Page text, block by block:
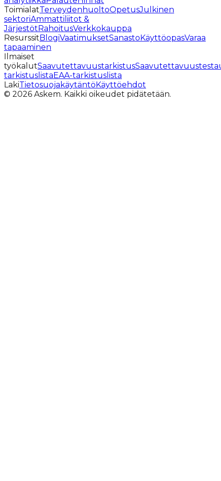
ToimialatTerveydenhuoltoOpetusJulkinen
sektoriAmmattiliitot &
JärjestötRahoitusVerkkokauppa
ResurssitBlogiVaatimuksetSanastoKäyttöopasVaraa
tapaaminen
Ilmaiset
työkalutSaavutettavuustarkistus
tarkistuslistaEAA-tarkistuslista
LakiTietosuojakäytäntöKäyttöehdot
© 2026 Askem. Kaikki oikeudet pidätetään.